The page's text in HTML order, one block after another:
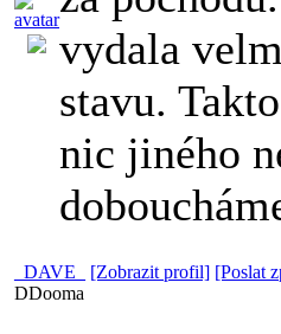
vydala
stavu.
nic jiného
_DAVE_ [Zobrazit profil] [Poslat
DDooma